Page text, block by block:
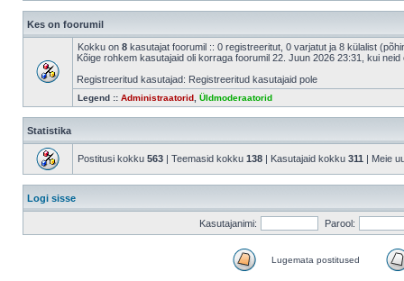
Kes on foorumil
Kokku on 8 kasutajat foorumil :: 0 registreeritut, 0 varjatut ja 8 külalist
Kõige rohkem kasutajaid oli korraga foorumil 22. Juun 2026 23:31, kui neid
Registreeritud kasutajad: Registreeritud kasutajaid pole
Legend :: Administraatorid Üldmoderaatorid
Statistika
Postitusi kokku 563 | Teemasid kokku 138 | Kasutajaid kokku 311 | Meie
Logi sisse
Kasutajanimi: Parool:
Lugemata postitused